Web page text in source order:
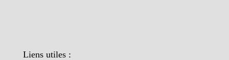
Liens utiles :